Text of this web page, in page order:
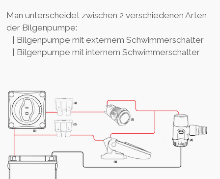
Man unterscheidet zwischen 2 verschiedenen Arten
der Bilgenpumpe:
| Bilgenpumpe mit externem Schwimmerschalter
| Bilgenpumpe mit internem Schwimmerschalter